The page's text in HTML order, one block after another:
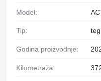
Model:
Tip:
Godina proizvodnje:
Kilometraža: